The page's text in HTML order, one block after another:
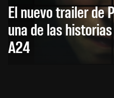
El nuevo trailer de
una de las
A24